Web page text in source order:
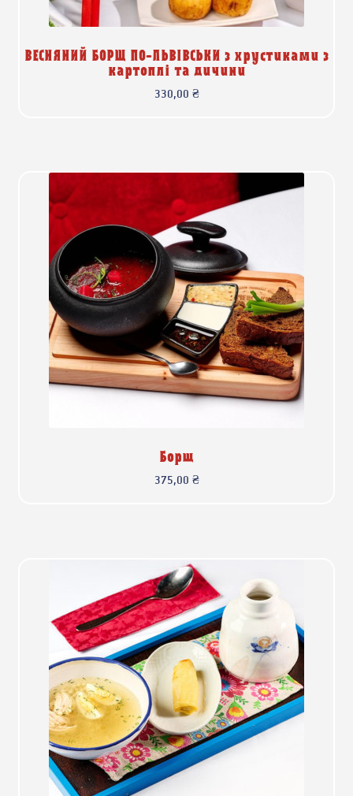
ВЕСНЯНИЙ БОРЩ ПО-ЛЬВІВСЬКИ з хрустиками з
картоплі та дичини
330,00 ₴
Борщ
375,00 ₴